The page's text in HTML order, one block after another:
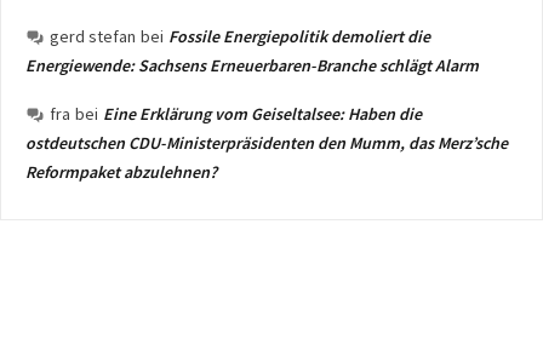
gerd stefan bei Fossile Energiepolitik demoliert die
Energiewende: Sachsens Erneuerbaren-Branche schlägt Alarm
fra bei Eine Erklärung vom Geiseltalsee: Haben die
ostdeutschen CDU-Ministerpräsidenten den Mumm, das Merz’sche
Reformpaket abzulehnen?